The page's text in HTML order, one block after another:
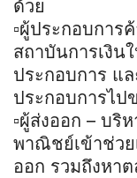
ด้วย
▫️ผู้ประกอบการ
สถาบันการเงิน
ประกอบการ แ
ประกอบการไ
▫️ผู้ส่งออก – บริ
พาณิชย์เข้าช่วย
ออก รวมถึงหา